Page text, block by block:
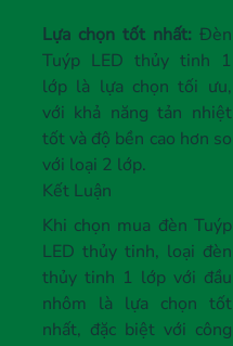
Lựa chọn tốt nhất: Đèn
Tuýp LED thủy tinh 1
lớp là lựa chọn tối ưu,
với khả năng tản nhiệt
tốt và độ bền cao hơn so
với loại 2 lớp.
Kết Luận
Khi chọn mua đèn Tuýp
LED thủy tinh, loại đèn
thủy tinh 1 lớp với đầu
nhôm là lựa chọn tốt
nhất, đặc biệt với công